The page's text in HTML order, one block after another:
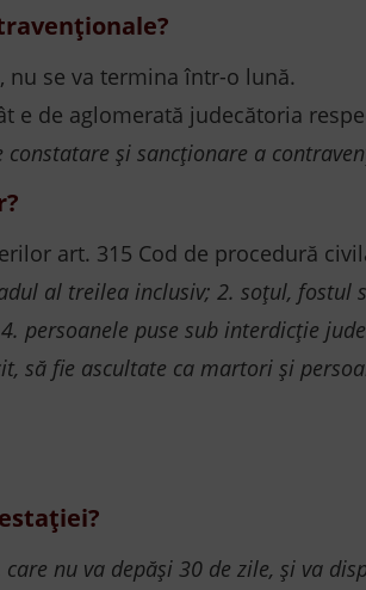
nu se va termina într-o lună.
e de aglomerată judecătoria
și sancționare a
art. 315 Cod de procedură
al treilea inclusiv; 2. soţul, fostul
persoanele puse sub interdicţie
să fie ascultate ca martori şi
nu va depăși 30 de zile, și va